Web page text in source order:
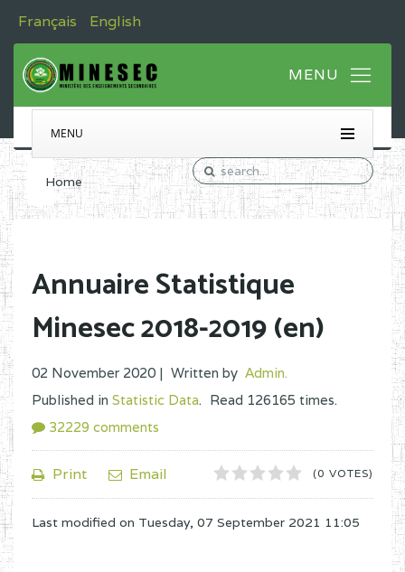
Français English
MENU
Home
Annuaire Statistique
Minesec 2018-2019 (en)
02 November 2020 | Written by Admin.
Published in Statistic Data. Read 126165 times.
32229 comments
Print Email 1
2
3
4
5
(0 VOTES)
Last modified on Tuesday, 07 September 2021 11:05